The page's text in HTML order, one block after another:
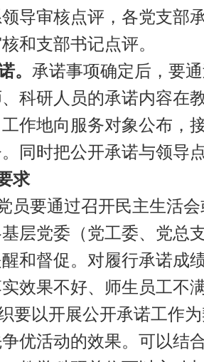
导审核点评，各党支部
和支部书记点评。
。 承诺事项确定后，要
科研人员的承诺内容在
作地向服务对象公布，
同时把公开承诺与领导
求
员要通过召开民主生活
层党委（党工委、党总
和督促。对履行承诺成
效果不好、师生员工不
要以开展公开承诺工作
优活动的效果。可以结